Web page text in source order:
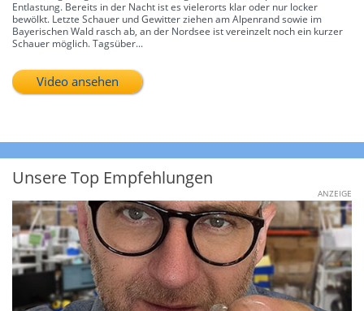
Entlastung. Bereits in der Nacht ist es vielerorts klar oder nur locker
bewölkt. Letzte Schauer und Gewitter ziehen am Alpenrand sowie im
Bayerischen Wald rasch ab, an der Nordsee ist vereinzelt noch ein kurzer
Schauer möglich. Tagsüber...
Video ansehen
Unsere Top Empfehlungen
ANZEIGE